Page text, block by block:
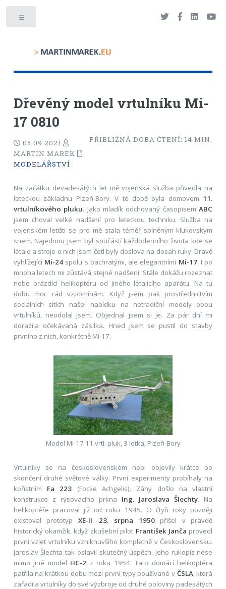
Dřevěný model vrtulníku Mi-
17 0810
PŘIBLIŽNÁ DOBA ČTENÍ:14 MIN.
05.09.2021
MARTIN MAREK
MODELÁŘSTVÍ
Na začátku devadesátých let mě vojenská služba přivedla na
leteckou základnu Plzeň-Bory. V té době byla domovem 11.
vrtulníkového pluku. Jako mladík odchovaný časopisemABC
jsem choval velké nadšení pro leteckou techniku. Služba na
vojenském letišti se pro mě stala téměř splněným klukovským
snem. Najednou jsem byl součástí každodenního života kde se
létalo a stroje o nich jsem četl byly doslova na dosah ruky. Dravě
vyhlížející Mi-24spolu s bachratými, ale elegantními Mi-17. I po
mnoha letech mi zůstává stejné nadšení. Stále dokážu rozeznat
nebe brázdící helikoptéru od jiného létajícího aparátu. Na tu
dobu moc rád vzpomínám. Když jsem pak prostřednictvím
sociálních sítích našel nabídku na netradiční modely obou
vrtulníků, neodolal jsem. Objednal jsem si je. Za pár dní mi
dorazila očekávaná zásilka. Hned jsem se pustil do stavby
prvního z nich, konkrétně Mi-17.
Model Mi-17 11.vrtl. pluk, 3 letka, Plzeň-Bory
Vrtulníky se na československém nebi objevily krátce po
skončení druhé světové války. První experimenty probíhaly na
kořistním Fa 223 (Focke Achgelis). Záhy došlo na vlastní
konstrukce z rýsovacího prkna Ing. Jaroslava Šlechty. Na
helikoptéře pracoval již od roku 1945. O čtyři roky později
existoval prototyp XE-II. 23. srpna 1950 přišel v pravdě
historický okamžik, když zkušební pilot František Janča provedl
první vzlet vrtulníku vzniknuvšího kompletně v Československu.
Jaroslav Šlechta tak oslavil skutečný úspěch. Jeho rukopis nese
mimo jiné model HC-2 z roku 1954. Tato domácí helikoptéra
patřila na krátkou dobu mezi první typy používané v ČSLA, která
zařadila vrtulníky do své výzbroje od druhé poloviny padesátých